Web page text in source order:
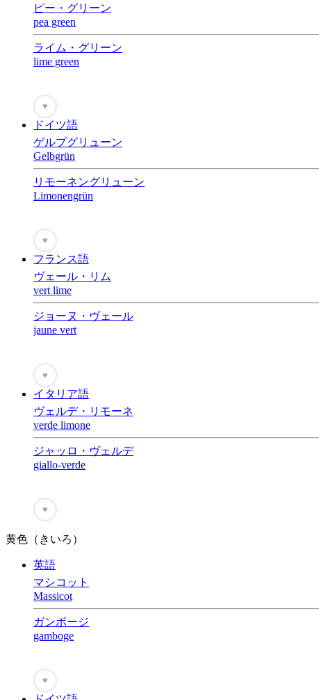
ピー・グリーン
pea green
ライム・グリーン
lime green
♥
ドイツ語
ゲルプグリューン
Gelbgrün
リモーネングリューン
Limonengrün
♥
フランス語
ヴェール・リム
vert lime
ジョーヌ・ヴェール
jaune vert
♥
イタリア語
ヴェルデ・リモーネ
verde limone
ジャッロ・ヴェルデ
giallo-verde
♥
黄色（きいろ）
英語
マシコット
Massicot
ガンボージ
gamboge
♥